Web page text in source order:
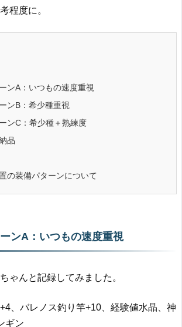
程度に。
ンA：いつもの速度重視
ンB：希少種重視
ンC：希少種＋熟練度
品
の装備パターンについて
ンA：いつもの速度重視
ゃんと記録してみました。
+4、バレノス釣り竿+10、経験値水晶、神
ギン